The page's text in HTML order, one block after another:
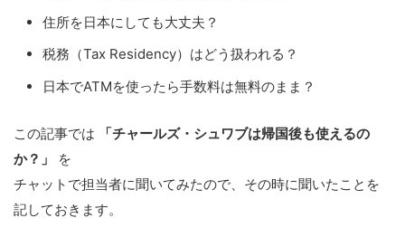
住所を日本にしても大丈夫？
税務（Tax Residency）はどう扱われる？
日本でATMを使ったら手数料は無料のまま？
この記事では
「チャールズ・シュワブは帰国後も使えるの
か？」
を
チャットで担当者に聞いてみたので、その時に聞いたことを
記しておきます。